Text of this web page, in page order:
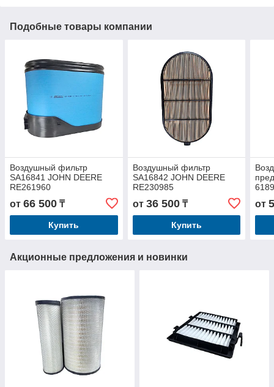
Подобные товары компании
Воздушный фильтр
SA16841 JOHN DEERE
RE261960
от 66 500 ₸
Купить
Воздушный фильтр
SA16842 JOHN DEERE
RE230985
от 36 500₸
Купить
от
Акционные предложения и новинки